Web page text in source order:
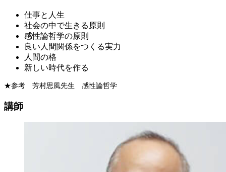
仕事と人生
社会の中で生きる原則
感性論哲学の原則
良い人間関係をつくる実力
人間の格
新しい時代を作る
★参考 芳村思風先生 感性論哲学
講師